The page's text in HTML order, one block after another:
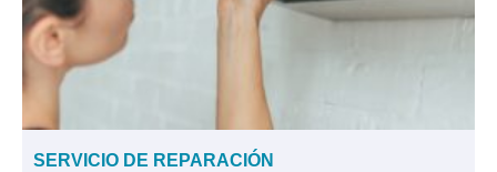
SERVICIO DE REPARACIÓN